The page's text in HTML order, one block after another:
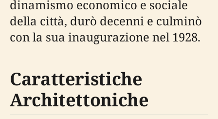
dinamismo economico e sociale
della città, durò decenni e culminò
con la sua inaugurazione nel 1928.
Caratteristiche
Architettoniche